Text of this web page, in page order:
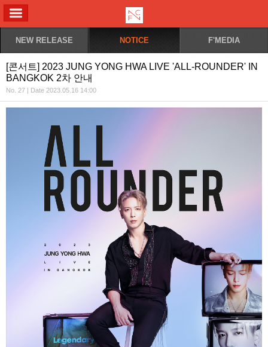
NEW RELEASE NOTICE F'MEDIA
[콘서트] 2023 JUNG YONG HWA LIVE 'ALL-ROUNDER' IN
BANGKOK 2차 안내
No. 27 | Date 2023.05.16 14:00